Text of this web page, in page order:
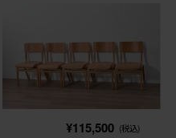
¥115,500 (税込)